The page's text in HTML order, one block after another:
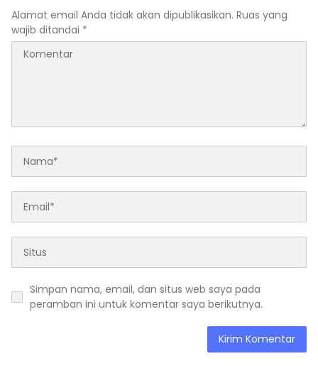
Alamat email Anda tidak akan dipublikasikan. Ruas yang
wajib ditandai *
Simpan nama, email, dan situs web saya pada
peramban ini untuk komentar saya berikutnya.